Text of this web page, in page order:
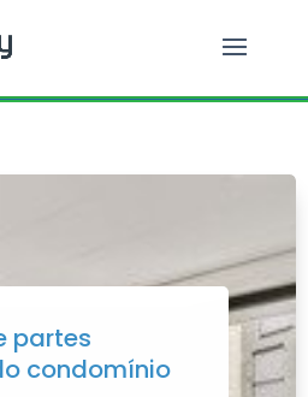
partes
condomínio